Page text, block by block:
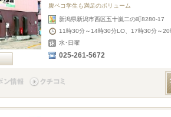
腹ペコ学生も満足のボリューム
新潟県新潟市西区五十嵐二の町8280-17
11時30分～14時30分LO、17時30分～
水･日曜
025-261-5672